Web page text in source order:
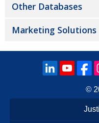
Other Databases
Marketing Solutions
©